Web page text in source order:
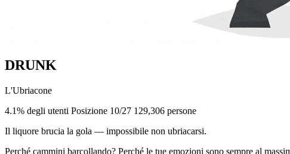
DRUNK
L'Ubriacone
4.1% degli utenti Posizione 10/27 129,306 persone
Il liquore brucia la gola — impossibile non ubriacarsi.
Perché cammini barcollando? Perché le tue emozioni sono sempre al